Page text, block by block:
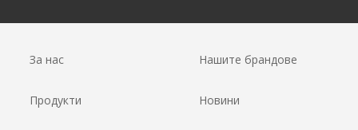
За нас Нашите брандове
Продукти Новини